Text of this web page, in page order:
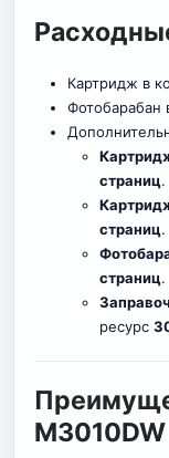
Картридж в
Фотобарабан
страниц.
страниц.
страниц.
ресурс
M3010DW